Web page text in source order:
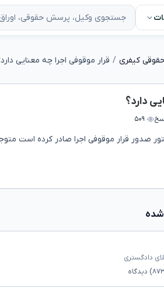
کیفری قرار موقوفی اجرا چه معنایی
دارد؟
۵۰۹
صدور قرار موقوفی اجرا صادر کرده است
دادگستری
دیدگاه